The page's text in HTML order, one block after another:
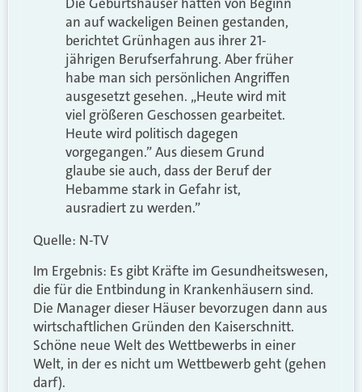
an auf wackeligen Beinen gestanden,
berichtet Grünhagen aus ihrer 21-
jährigen Berufserfahrung. Aber früher
habe man sich persönlichen Angriffen
ausgesetzt gesehen. „Heute wird mit
viel größeren Geschossen gearbeitet.
Heute wird politisch dagegen
vorgegangen.” Aus diesem Grund
glaube sie auch, dass der Beruf der
Hebamme stark in Gefahr ist,
ausradiert zu werden.”
Quelle: N-TV
Im Ergebnis: Es gibt Kräfte im Gesundheitswesen,
die für die Entbindung in Krankenhäusern sind.
Die Manager dieser Häuser bevorzugen dann aus
wirtschaftlichen Gründen den Kaiserschnitt.
Schöne neue Welt des Wettbewerbs in einer
Welt, in der es nicht um Wettbewerb geht (gehen
darf).